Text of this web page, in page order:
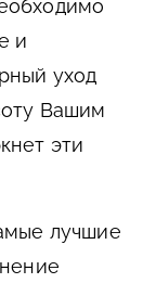
и
уход
Вашим
эти
лучшие